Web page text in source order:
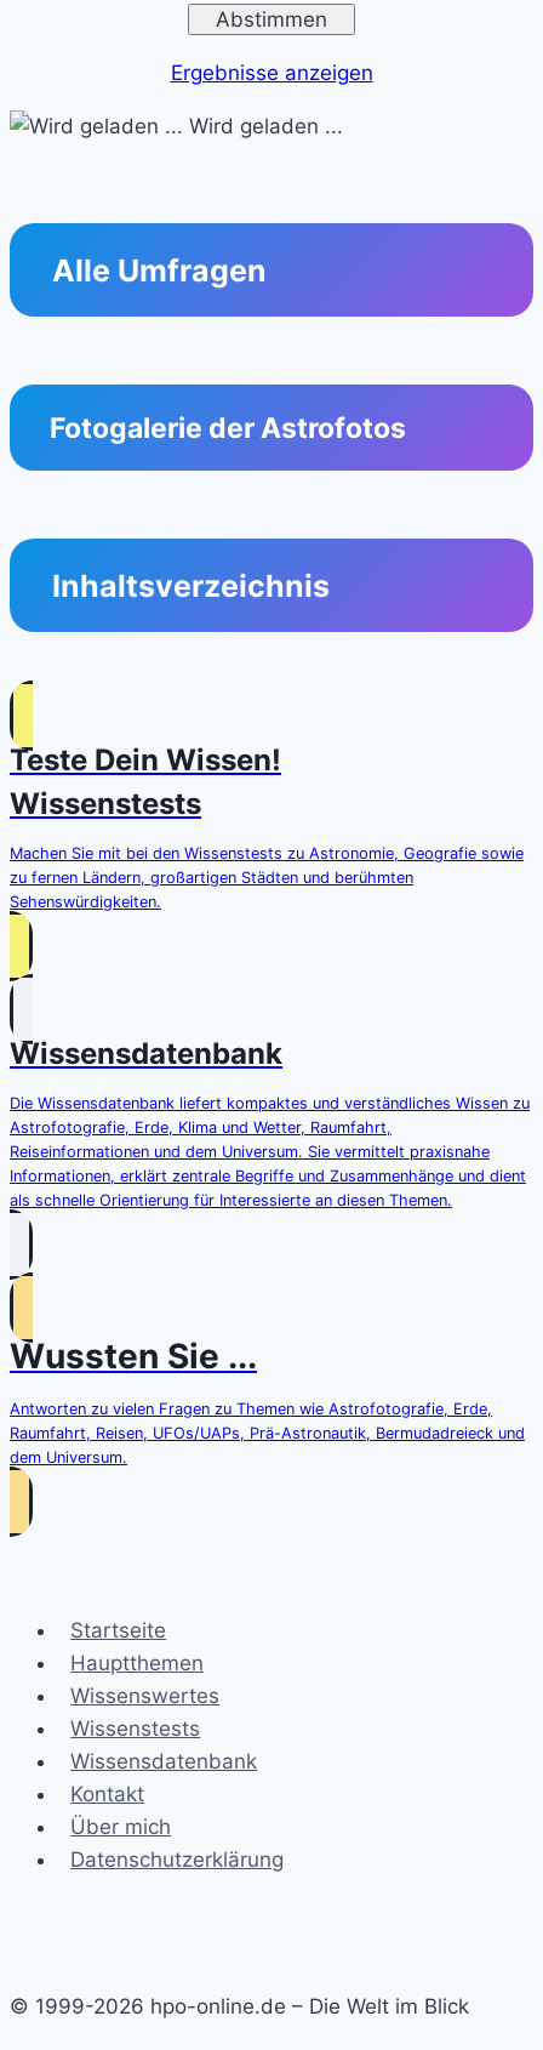
Ergebnisse anzeigen
Wird geladen ...
Alle Umfragen
Fotogalerie der Astrofotos
Inhaltsverzeichnis
Teste Dein Wissen!
Wissenstests
Machen Sie mit bei den Wissenstests zu Astronomie, Geografie sowie
zu fernen Ländern, großartigen Städten und berühmten
Sehenswürdigkeiten.
Wissensdatenbank
Die Wissensdatenbank liefert kompaktes und verständliches Wissen zu
Astrofotografie, Erde, Klima und Wetter, Raumfahrt,
Reiseinformationen und dem Universum. Sie vermittelt praxisnahe
Informationen, erklärt zentrale Begriffe und Zusammenhänge und dient
als schnelle Orientierung für Interessierte an diesen Themen.
Wussten Sie ...
Antworten zu vielen Fragen zu Themen wie Astrofotografie, Erde,
Raumfahrt, Reisen, UFOs/UAPs, Prä-Astronautik, Bermudadreieck und
dem Universum.
Startseite
Hauptthemen
Wissenswertes
Wissenstests
Wissensdatenbank
Kontakt
Über mich
Datenschutzerklärung
© 1999-2026 hpo-online.de – Die Welt im Blick